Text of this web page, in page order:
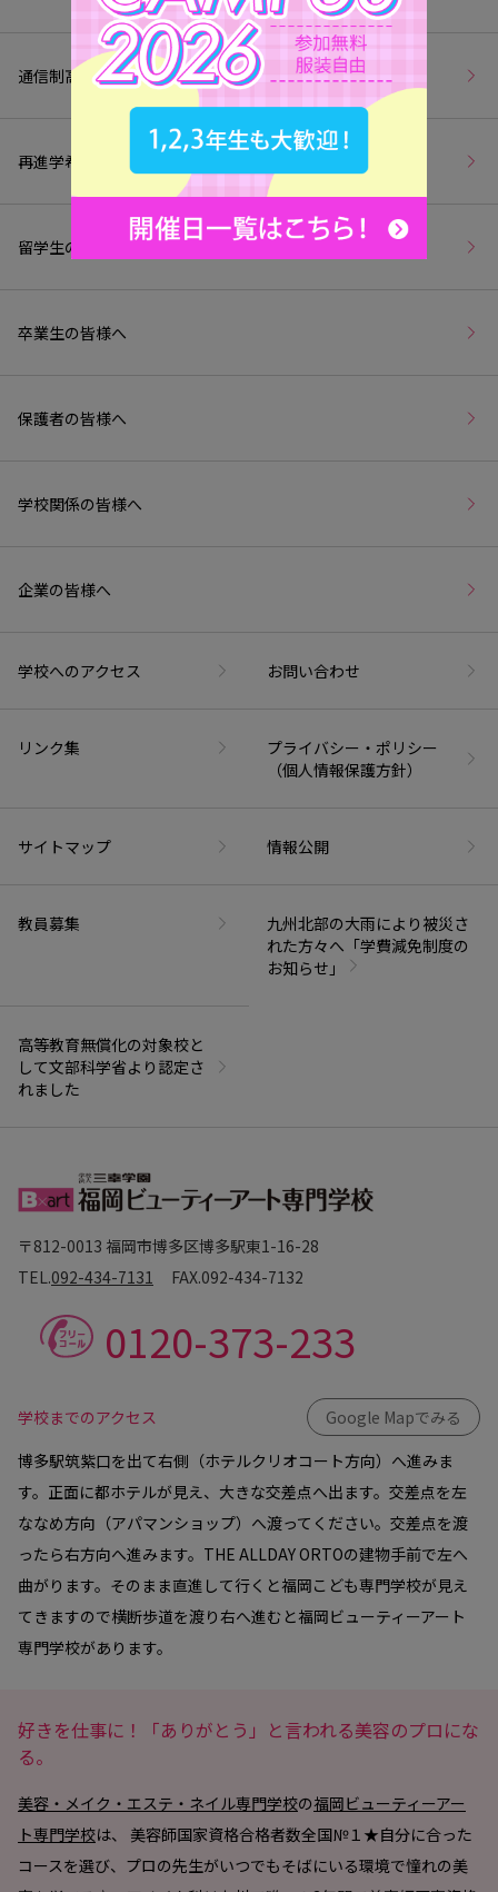
通信制高校生の皆様へ
再進学希望の皆様へ
留学生の皆様へ
卒業生の皆様へ
保護者の皆様へ
学校関係の皆様へ
企業の皆様へ
学校へのアクセス お問い合わせ
リンク集
プライバシー・ポリシー
（個人情報保護方針）
サイトマップ 情報公開
教員募集
九州北部の大雨により被災さ
れた方々へ「学費減免制度の
お知らせ」
高等教育無償化の対象校と
して文部科学省より認定さ
れました
〒812-0013 福岡市博多区博多駅東1-16-28
TEL.092-434-7131 FAX.092-434-7132
0120-373-233
学校までのアクセス
Google Mapでみる
博多駅筑紫口を出て右側（ホテルクリオコート方向）へ進みま
す。正面に都ホテルが見え、大きな交差点へ出ます。交差点を左
ななめ方向（アパマンショップ）へ渡ってください。交差点を渡
ったら右方向へ進みます。THE ALLDAY ORTOの建物手前で左へ
曲がります。そのまま直進して行くと福岡こども専門学校が見え
てきますので横断歩道を渡り右へ進むと福岡ビューティーアート
専門学校があります。
好きを仕事に！「ありがとう」と言われる美容のプロにな
る。
美容・メイク・エステ・ネイル専門学校の福岡ビューティーアー
ト専門学校は、 美容師国家資格合格者数全国№１★自分に合った
コースを選び、プロの先生がいつでもそばにいる環境で憧れの美